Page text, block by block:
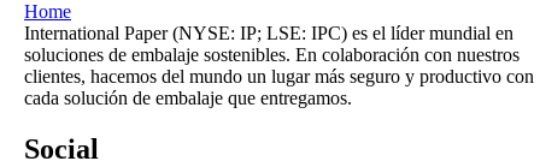
Home
International Paper (NYSE: IP; LSE: IPC) es el líder mundial en
soluciones de embalaje sostenibles. En colaboración con nuestros
clientes, hacemos del mundo un lugar más seguro y productivo con
cada solución de embalaje que entregamos.
Social